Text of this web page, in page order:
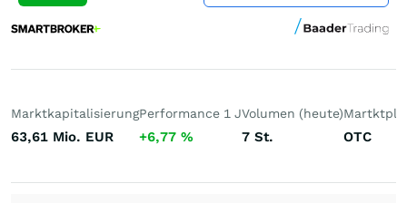
Marktkapitalisierung
63,61 Mio. EUR
Performance 1 J
+6,77 %
Volumen (heute)
7 St. OTC